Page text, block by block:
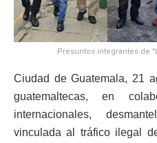
Presuntos integrantes de
Ciudad de Guatemala, 21
guatemaltecas, en
internacionales,
vinculada al tráfico ilegal